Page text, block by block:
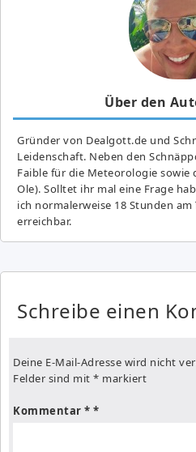
Über den
Gründer von Dealgott.de und
Leidenschaft. Neben den
Fai­ble für die Meteorologie sowie
Ole). Solltet ihr mal eine Frage
ich normalerweise 18 Stunden
erreichbar.
Schreibe einen
Deine E-Mail-Adresse wird nicht
Felder sind mit * markiert
Kommentar *